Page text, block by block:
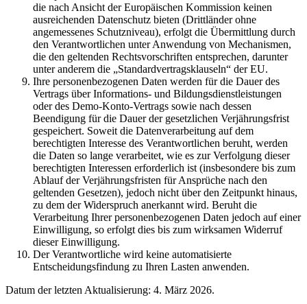
die nach Ansicht der Europäischen Kommission keinen
ausreichenden Datenschutz bieten (Drittländer ohne
angemessenes Schutzniveau), erfolgt die Übermittlung durch
den Verantwortlichen unter Anwendung von Mechanismen,
die den geltenden Rechtsvorschriften entsprechen, darunter
unter anderem die „Standardvertragsklauseln“ der EU.
Ihre personenbezogenen Daten werden für die Dauer des
Vertrags über Informations- und Bildungsdienstleistungen
oder des Demo-Konto-Vertrags sowie nach dessen
Beendigung für die Dauer der gesetzlichen Verjährungsfrist
gespeichert. Soweit die Datenverarbeitung auf dem
berechtigten Interesse des Verantwortlichen beruht, werden
die Daten so lange verarbeitet, wie es zur Verfolgung dieser
berechtigten Interessen erforderlich ist (insbesondere bis zum
Ablauf der Verjährungsfristen für Ansprüche nach den
geltenden Gesetzen), jedoch nicht über den Zeitpunkt hinaus,
zu dem der Widerspruch anerkannt wird. Beruht die
Verarbeitung Ihrer personenbezogenen Daten jedoch auf einer
Einwilligung, so erfolgt dies bis zum wirksamen Widerruf
dieser Einwilligung.
Der Verantwortliche wird keine automatisierte
Entscheidungsfindung zu Ihren Lasten anwenden.
Datum der letzten Aktualisierung: 4. März 2026.